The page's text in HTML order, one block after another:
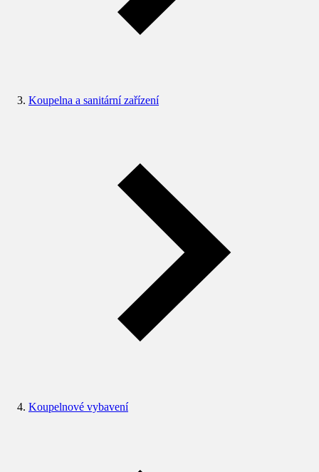
Koupelna a sanitární zařízení
Koupelnové vybavení